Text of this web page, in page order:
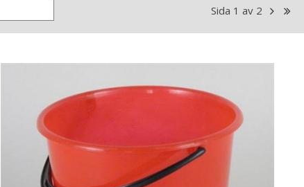
Sida 1 av 2